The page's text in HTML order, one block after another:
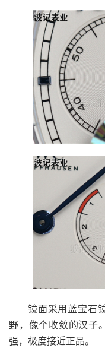
镜面采用蓝宝石
野，像个收敛的汉子
强，极度接近正品。